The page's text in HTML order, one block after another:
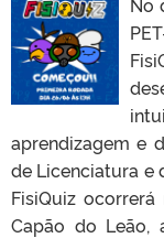
aprendizagem e
de Licenciatura e
FisiQuiz
Capão do Leão,